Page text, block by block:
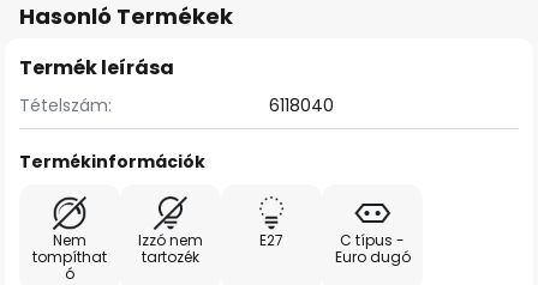
Hasonló Termékek
Termék leírása
Tételszám: 6118040
Termékinformációk
Nem
tompíthat
ó
Izzó nem
tartozék
E27
C típus -
Euro dugó